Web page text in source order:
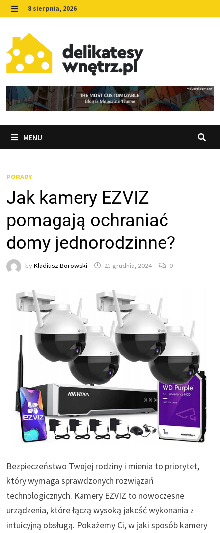
Skip
to
content
MENU
8 sierpnia, 2026
MENU
PORADY
Jak kamery EZVIZ
pomagają ochraniać
domy jednorodzinne?
byKladiusz Borowski 23 grudnia, 2024 0
Bezpieczeństwo Twojej rodziny i mienia to priorytet,
który wymaga sprawdzonych rozwiązań
technologicznych. Kamery EZVIZ to nowoczesne
urządzenia, które łączą wysoką jakość wykonania z
intuicyjną obsługą. Pokażemy Ci, w jaki sposób kamery